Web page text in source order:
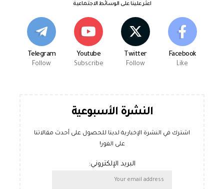
اعثر علينا على الوسائط الاجتماعية
Facebook
Like
Twitter
Follow
Youtube
Subscribe
Telegram
Follow
النشرة الأسبوعية
اشترك في النشرة الإخبارية لدينا للحصول على أحدث مقالاتنا
على الفور!
البريد الإلكتروني: